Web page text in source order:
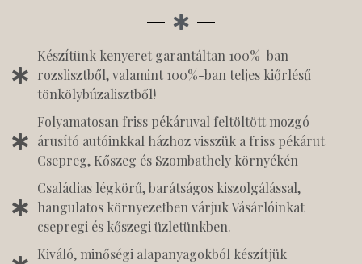
Készítünk kenyeret garantáltan 100%-ban
rozslisztből, valamint 100%-ban teljes kiőrlésű
tönkölybúzalisztből!
Folyamatosan friss pékáruval feltöltött mozgó
árusító autóinkkal házhoz visszük a friss pékárut
Csepreg, Kőszeg és Szombathely környékén
Családias légkörű, barátságos kiszolgálással,
hangulatos környezetben várjuk Vásárlóinkat
csepregi és kőszegi üzletünkben.
Kiváló, minőségi alapanyagokból készítjük